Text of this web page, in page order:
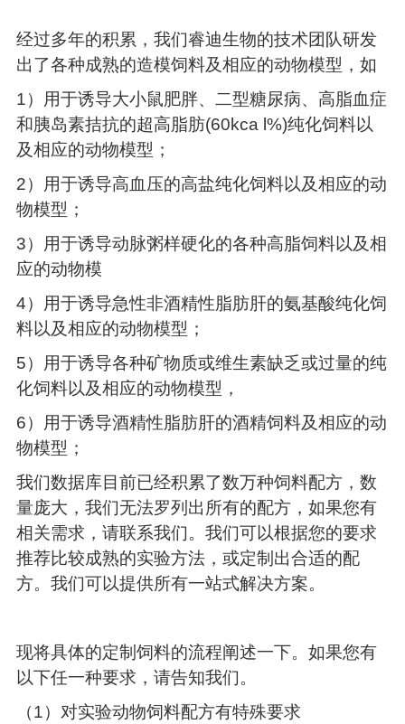
经过多年的积累，我们睿迪生物的技术团队研发
出了各种成熟的造模饲料及相应的动物模型，如
1）用于诱导大小鼠肥胖、二型糖尿病、高脂血症
和胰岛素拮抗的超高脂肪(60kca l%)纯化饲料以
及相应的动物模型；
2）用于诱导高血压的高盐纯化饲料以及相应的动
物模型；
3）用于诱导动脉粥样硬化的各种高脂饲料以及相
应的动物模
4）用于诱导急性非酒精性脂肪肝的氨基酸纯化饲
料以及相应的动物模型；
5）用于诱导各种矿物质或维生素缺乏或过量的纯
化饲料以及相应的动物模型，
6）用于诱导酒精性脂肪肝的酒精饲料及相应的动
物模型；
我们数据库目前已经积累了数万种饲料配方，数
量庞大，我们无法罗列出所有的配方，如果您有
相关需求，请联系我们。我们可以根据您的要求
推荐比较成熟的实验方法，或定制出合适的配
方。我们可以提供所有一站式解决方案。
现将具体的定制饲料的流程阐述一下。如果您有
以下任一种要求，请告知我们。
（1）对实验动物饲料配方有特殊要求